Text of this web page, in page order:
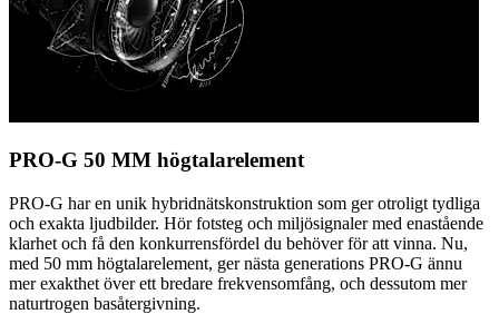
PRO-G 50 MM högtalarelement
PRO-G har en unik hybridnätskonstruktion som ger otroligt tydliga
och exakta ljudbilder. Hör fotsteg och miljösignaler med enastående
klarhet och få den konkurrensfördel du behöver för att vinna. Nu,
med 50 mm högtalarelement, ger nästa generations PRO-G ännu
mer exakthet över ett bredare frekvensomfång, och dessutom mer
naturtrogen basåtergivning.